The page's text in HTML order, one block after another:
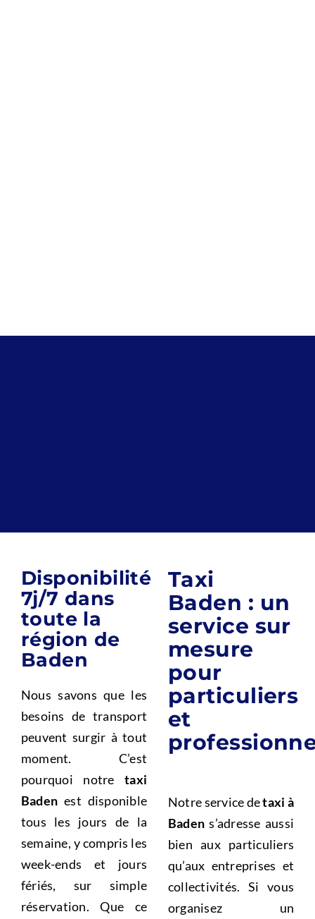
Disponibilité
7j/7 dans
toute la
région de
Baden
Nous savons que les
besoins de transport
peuvent surgir à tout
moment. C’est
pourquoi notretaxi
Baden est disponible
tous les jours de la
semaine, y compris les
week-ends et jours
fériés, sur simple
réservation. Que ce
Taxi
Baden : un
service sur
mesure
pour
particuliers
et
Notre service detaxi à
Baden s’adresse aussi
bien aux particuliers
qu’aux entreprises et
collectivités. Si vous
organisez un